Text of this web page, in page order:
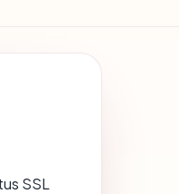
SSL